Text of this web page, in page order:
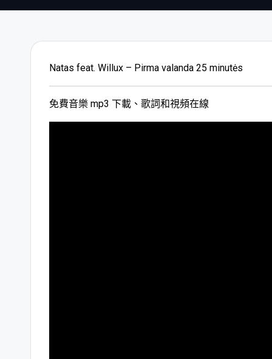
Natas feat. Willux – Pirma valanda 25 minutės
免費音樂 mp3 下載、歌詞和視頻在線